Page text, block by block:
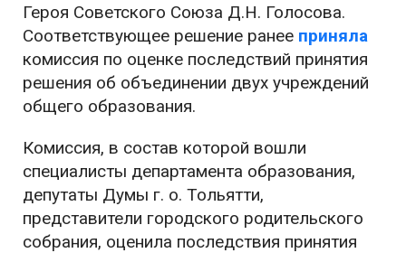
Героя Советского Союза Д.Н. Голосова.
Соответствующее решение ранее приняла
комиссия по оценке последствий принятия
решения об объединении двух учреждений
общего образования.
Комиссия, в состав которой вошли
специалисты департамента образования,
депутаты Думы г. о. Тольятти,
представители городского родительского
собрания, оценила последствия принятия